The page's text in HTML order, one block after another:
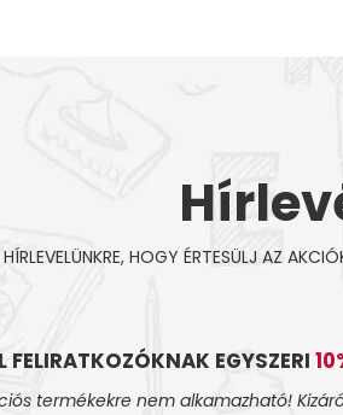
HOGY ÉRTESÜLJ AZ
FELIRATKOZÓKNAK EGYSZERI
termékekre nem alkamazható!